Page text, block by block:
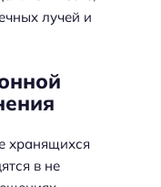
лучей и
хранящихся
в не